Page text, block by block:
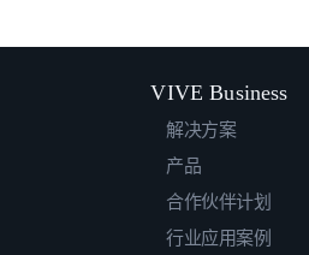
VIVE Business
解决方案
产品
合作伙伴计划
行业应用案例